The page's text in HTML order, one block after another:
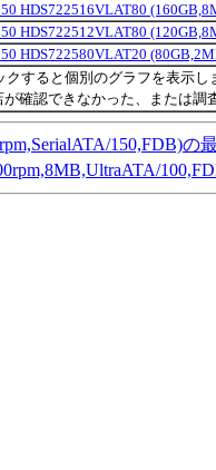
HDS722516VLAT80
HDS722512VLAT80
HDS722580VLAT20
すると個別のグラフを表示し
確認できなかった、または調
150,FDB)の